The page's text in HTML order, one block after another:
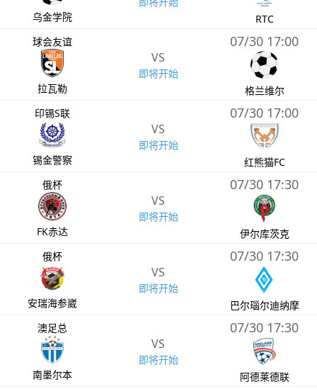
乌金学院
RTC
球会友谊
拉瓦勒
VS
即将开始
07/30 17:00
格兰维尔
印锡S联
锡金警察
VS
即将开始
07/30 17:00
红熊猫FC
俄杯
FK赤达
VS
即将开始
07/30 17:30
伊尔库茨克
俄杯
安瑞海参崴
VS
即将开始
07/30 17:30
巴尔瑙尔迪纳摩
澳足总
南墨尔本
VS
即将开始
07/30 17:30
阿德莱德联